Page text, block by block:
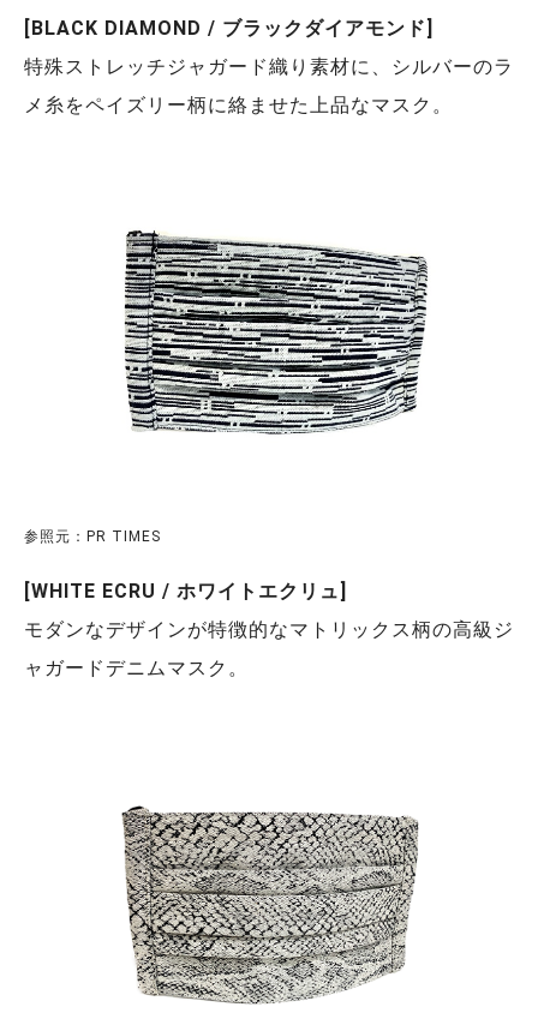
[BLACK DIAMOND / ブラックダイアモンド]
特殊ストレッチジャガード織り素材に、シルバーのラ
メ糸をペイズリー柄に絡ませた上品なマスク。
参照元：PR TIMES
[WHITE ECRU / ホワイトエクリュ]
モダンなデザインが特徴的なマトリックス柄の高級ジ
ャガードデニムマスク。